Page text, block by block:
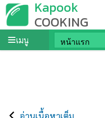
Kapook
COOKING
เมนู
อ่านเนื้อหาเต็ม